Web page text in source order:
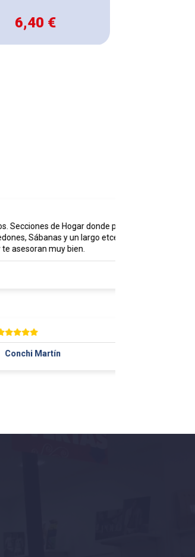
6,40 €
de Hogar donde puedes
Sábanas y un largo etcétera.
muy bien.
Conchi Martín